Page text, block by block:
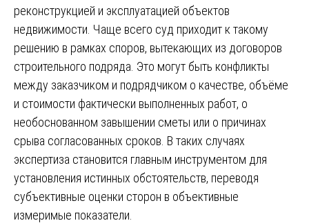
реконструкцией и эксплуатацией объектов
недвижимости. Чаще всего суд приходит к такому
решению в рамках споров, вытекающих из договоров
строительного подряда. Это могут быть конфликты
между заказчиком и подрядчиком о качестве, объёме
и стоимости фактически выполненных работ, о
необоснованном завышении сметы или о причинах
срыва согласованных сроков. В таких случаях
экспертиза становится главным инструментом для
установления истинных обстоятельств, переводя
субъективные оценки сторон в объективные
измеримые показатели.